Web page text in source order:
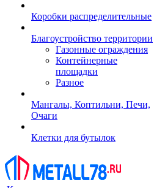
Коробки распределительные
Благоустройство территории
Газонные ограждения
Контейнерные
площадки
Разное
Мангалы, Коптильни, Печи,
Очаги
Клетки для бутылок